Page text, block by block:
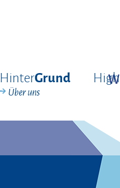
HinterGrund
Über uns
High